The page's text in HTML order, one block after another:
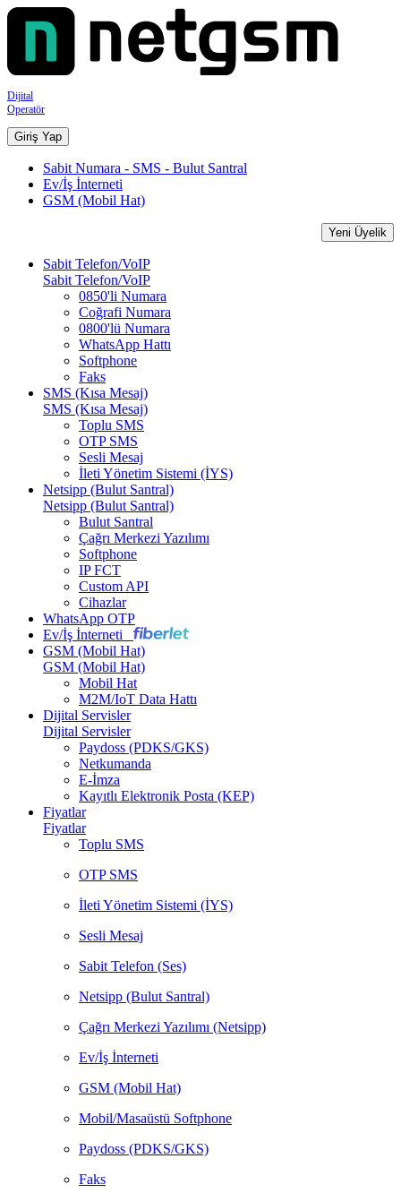
Dijital
Operatör
Giriş Yap
Sabit Numara - SMS - Bulut Santral
Ev/İş İnterneti
GSM (Mobil Hat)
Yeni Üyelik
Sabit Telefon/VoIP
Sabit Telefon/VoIP
0850'li Numara
Coğrafi Numara
0800'lü Numara
WhatsApp Hattı
Softphone
Faks
SMS (Kısa Mesaj)
SMS (Kısa Mesaj)
Toplu SMS
OTP SMS
Sesli Mesaj
İleti Yönetim Sistemi (İYS)
Netsipp (Bulut Santral)
Netsipp (Bulut Santral)
Bulut Santral
Çağrı Merkezi Yazılımı
Softphone
IP FCT
Custom API
Cihazlar
WhatsApp OTP
Ev/İş İnterneti
GSM (Mobil Hat)
GSM (Mobil Hat)
Mobil Hat
M2M/IoT Data Hattı
Dijital Servisler
Dijital Servisler
Paydoss (PDKS/GKS)
Netkumanda
E-İmza
Kayıtlı Elektronik Posta (KEP)
Fiyatlar
Fiyatlar
Toplu SMS
OTP SMS
İleti Yönetim Sistemi (İYS)
Sesli Mesaj
Sabit Telefon (Ses)
Netsipp (Bulut Santral)
Çağrı Merkezi Yazılımı (Netsipp)
Ev/İş İnterneti
GSM (Mobil Hat)
Mobil/Masaüstü Softphone
Paydoss (PDKS/GKS)
Faks